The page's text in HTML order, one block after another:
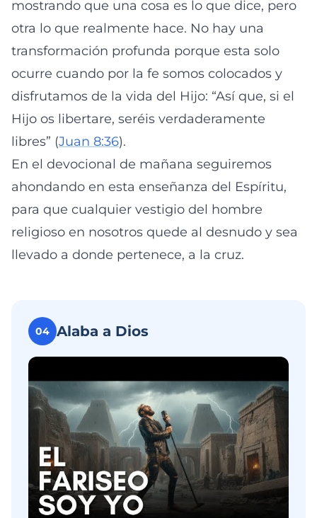
mostrando que una cosa es lo que dice, pero
otra lo que realmente hace. No hay una
transformación profunda porque esta solo
ocurre cuando por la fe somos colocados y
disfrutamos de la vida del Hijo: “Así que, si el
Hijo os libertare, seréis verdaderamente
libres” (Juan 8:36).
En el devocional de mañana seguiremos
ahondando en esta enseñanza del Espíritu,
para que cualquier vestigio del hombre
religioso en nosotros quede al desnudo y sea
llevado a donde pertenece, a la cruz.
04 Alaba a Dios